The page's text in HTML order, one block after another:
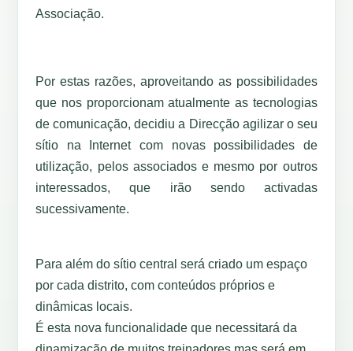
Associação.
Por estas razões, aproveitando as possibilidades
que nos proporcionam atualmente as tecnologias
de comunicação, decidiu a Direcção agilizar o seu
sítio na Internet com novas possibilidades de
utilização, pelos associados e mesmo por outros
interessados, que irão sendo activadas
sucessivamente.
Para além do sítio central será criado um espaço
por cada distrito, com conteúdos próprios e
dinâmicas locais.
É esta nova funcionalidade que necessitará da